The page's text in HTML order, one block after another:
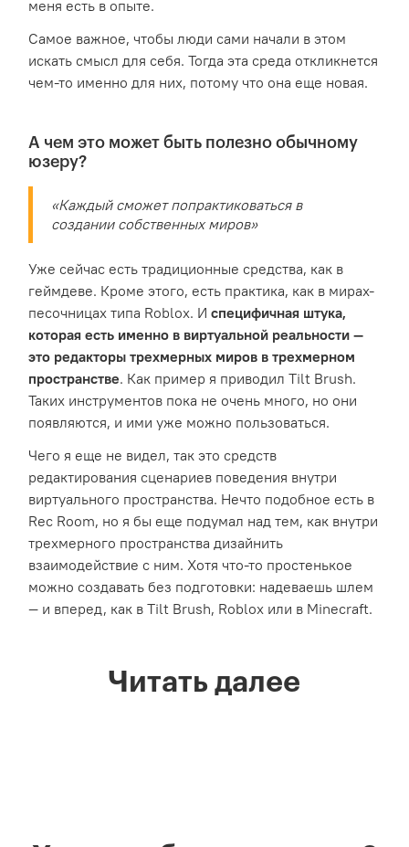
меня есть в опыте.
Самое важное, чтобы люди сами начали в этом
искать смысл для себя. Тогда эта среда откликнется
чем-то именно для них, потому что она еще новая.
А чем это может быть полезно обычному
юзеру?
«Каждый сможет попрактиковаться в
создании собственных миров»
Уже сейчас есть традиционные средства, как в
геймдеве. Кроме этого, есть практика, как в мирах-
песочницах типа Roblox. Испецифичная штука,
которая есть именно в виртуальной реальности —
это редакторы трехмерных миров в трехмерном
пространстве. Как пример я приводил Tilt Brush.
Таких инструментов пока не очень много, но они
появляются, и ими уже можно пользоваться.
Чего я еще не видел, так это средств
редактирования сценариев поведения внутри
виртуального пространства. Нечто подобное есть в
Rec Room, но я бы еще подумал над тем, как внутри
трехмерного пространства дизайнить
взаимодействие с ним. Хотя что-то простенькое
можно создавать без подготовки: надеваешь шлем
— и вперед, как в Tilt Brush, Roblox или в Minecraft.
Читать далее